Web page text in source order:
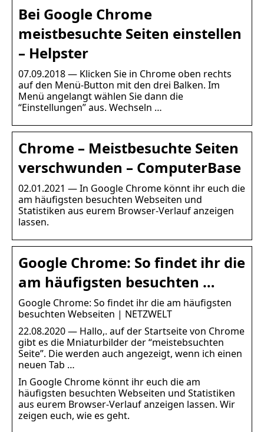
Bei Google Chrome
meistbesuchte Seiten einstellen
– Helpster
07.09.2018 — Klicken Sie in Chrome oben rechts
auf den Menü-Button mit den drei Balken. Im
Menü angelangt wählen Sie dann die
“Einstellungen” aus. Wechseln …
Chrome – Meistbesuchte Seiten
verschwunden – ComputerBase
02.01.2021 — In Google Chrome könnt ihr euch die
am häufigsten besuchten Webseiten und
Statistiken aus eurem Browser-Verlauf anzeigen
lassen.
Google Chrome: So findet ihr die
am häufigsten besuchten …
Google Chrome: So findet ihr die am häufigsten
besuchten Webseiten | NETZWELT
22.08.2020 — Hallo,. auf der Startseite von Chrome
gibt es die Mniaturbilder der “meistebsuchten
Seite”. Die werden auch angezeigt, wenn ich einen
neuen Tab …
In Google Chrome könnt ihr euch die am
häufigsten besuchten Webseiten und Statistiken
aus eurem Browser-Verlauf anzeigen lassen. Wir
zeigen euch, wie es geht.